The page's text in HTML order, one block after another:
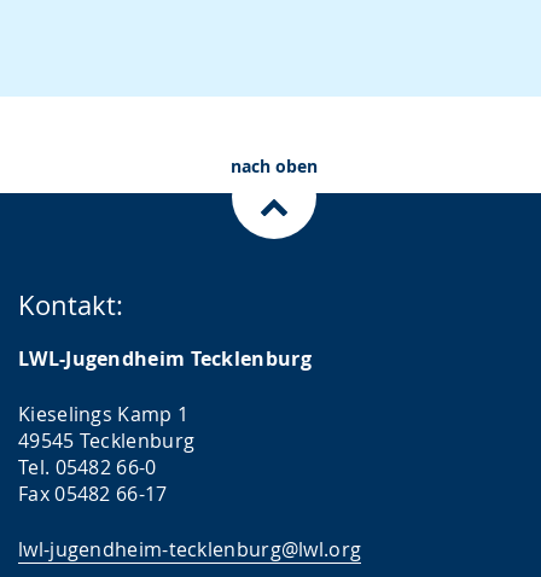
nach oben
Kontakt:
LWL-Jugendheim Tecklenburg
Kieselings Kamp 1
49545 Tecklenburg
Tel. 05482 66-0
Fax 05482 66-17
lwl-jugendheim-tecklenburg@lwl.org